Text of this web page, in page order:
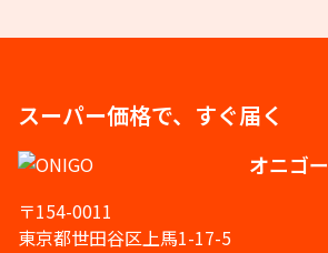
スーパー価格で、すぐ届く
オニゴー
〒154-0011
東京都世田谷区上馬1-17-5